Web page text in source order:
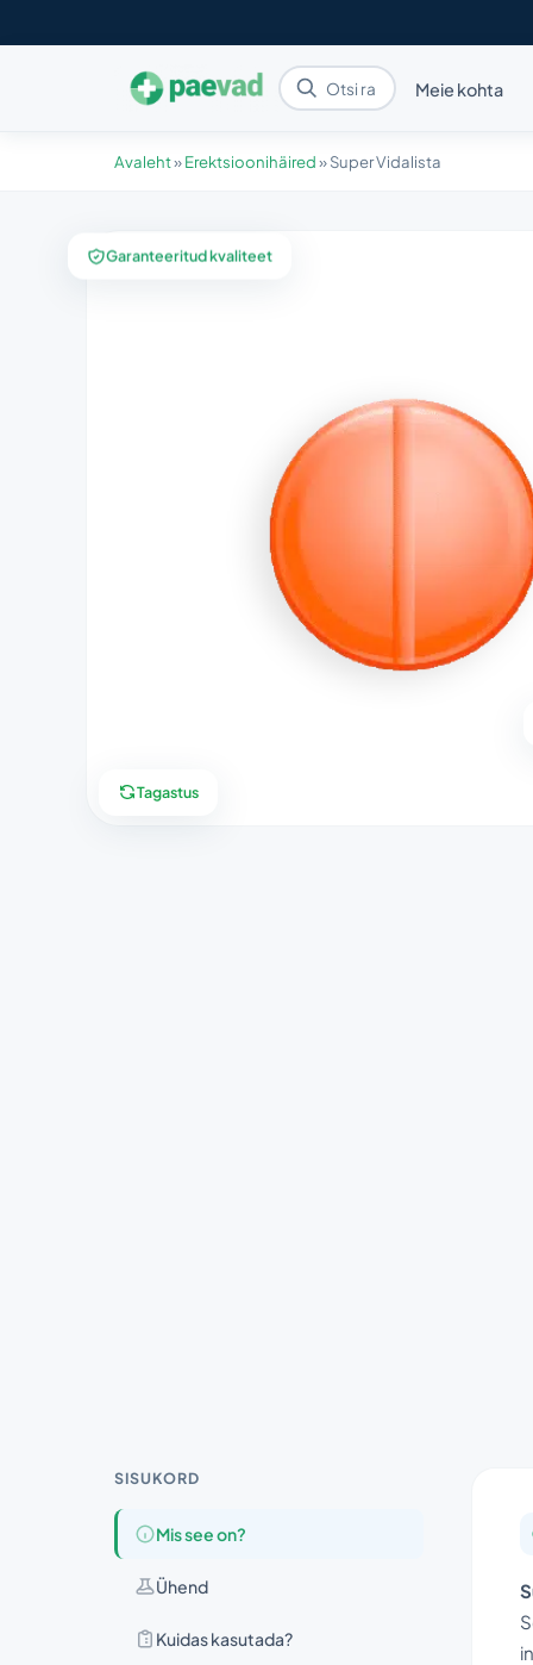
Meie kohta
Avaleht»Erektsioonihäired»Super Vidalista
Garanteeritud kvaliteet
Tagastus
SISUKORD
Mis see on?
Ühend
Kuidas kasutada?